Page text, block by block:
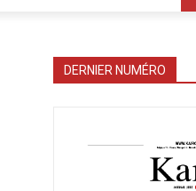
DERNIER NUMÉRO